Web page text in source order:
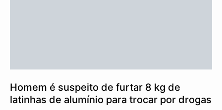
Homem é suspeito de furtar 8 kg de
latinhas de alumínio para trocar por drogas